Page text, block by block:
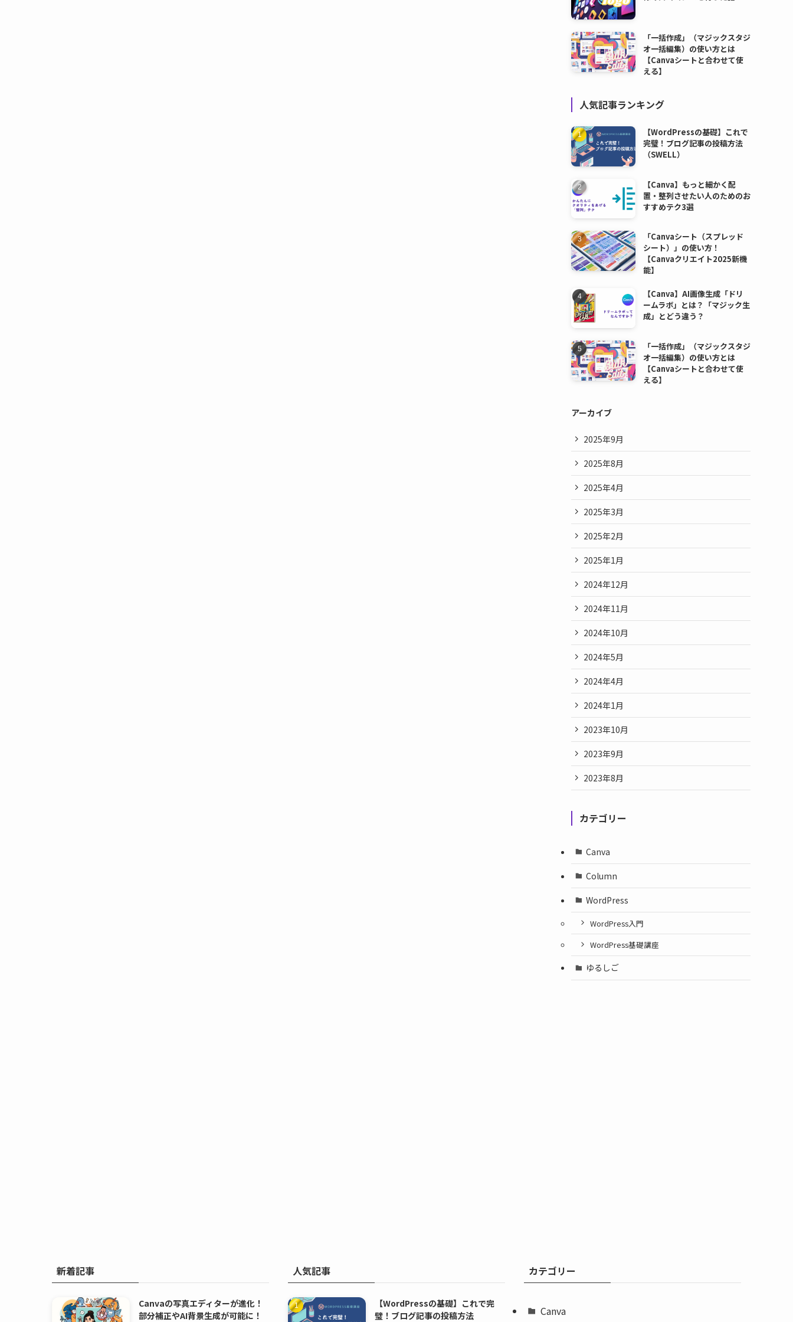
「一括作成」（マジックスタジ
オ一括編集）の使い方とは
【Canvaシートと合わせて使
える】
人気記事ランキング
【WordPressの基礎】これで
完璧！ブログ記事の投稿方法
（SWELL）
【Canva】もっと細かく配
置・整列させたい人のためのお
すすめテク3選
「Canvaシート（スプレッド
シート）」の使い方！
【Canvaクリエイト2025新機
能】
【Canva】AI画像生成「ドリ
ームラボ」とは？「マジック生
成」とどう違う？
「一括作成」（マジックスタジ
オ一括編集）の使い方とは
【Canvaシートと合わせて使
える】
アーカイブ
2025年9月
2025年8月
2025年4月
2025年3月
2025年2月
2025年1月
2024年12月
2024年11月
2024年10月
2024年5月
2024年4月
2024年1月
2023年10月
2023年9月
2023年8月
カテゴリー
Canva
Column
WordPress
WordPress入門
WordPress基礎講座
ゆるしご
新着記事
Canvaの写真エディターが進化！
部分補正やAI背景生成が可能に！
人気記事
【WordPressの基礎】これで完
璧！ブログ記事の投稿方法
カテゴリー
Canva